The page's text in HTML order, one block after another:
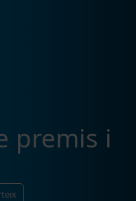
premis i